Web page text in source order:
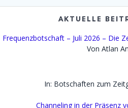
AKTUELLE
Frequenzbotschaft – Juli 2026 – Die
Von Atlan
In: Botschaften zum
Channeling in der Präsenz